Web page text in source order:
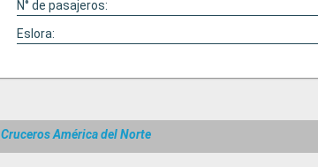
N° de pasajeros:
Eslora:
Cruceros América del Norte